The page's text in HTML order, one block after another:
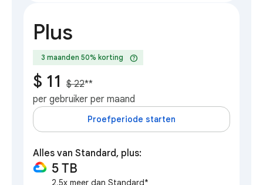
Plus
3 maanden 50% korting help
$ 11 $ 22**
per gebruiker per maand
Proefperiode starten
Alles van Standard, plus:
5 TB
2,5x meer dan Standard*